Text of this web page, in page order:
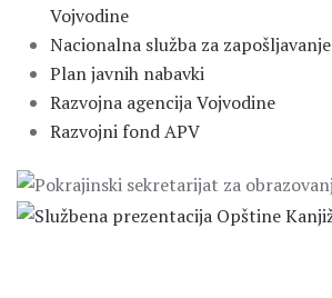
Vojvodine
Nacionalna služba za zapošljavanje
Plan javnih nabavki
Razvojna agencija Vojvodine
Razvojni fond APV